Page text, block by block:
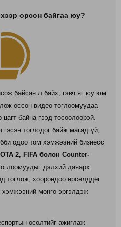
орсон байгаа юу?
байсан л байх, гэвч яг юу юм
өссөн видео тоглоомуудаа
байна гээд төсөөлөөрэй.
тоглодог байж магадгүй,
одоо том хэмжээний бизнесс
2, FIFA болон Counter-
дэлхий даяарх
тоглож, хоорондоо өрсөлддөг
мөнгө эргэлдэж
өсөлтийг ажиглаж